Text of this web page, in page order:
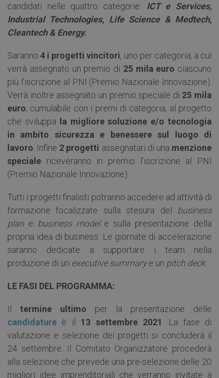
candidati nelle quattro categorie: ICT e Services,
Industrial Technologies, Life Science & Medtech,
Cleantech & Energy.
Saranno4 i progetti vincitori, uno per categoria, a cui
verrà assegnato un premio di 25 mila euro ciascuno
più l’iscrizione al PNI (Premio Nazionale Innovazione).
Verrà inoltre assegnato un premio speciale di 25 mila
euro, cumulabile con i premi di categoria, al progetto
che sviluppa la migliore soluzione e/o tecnologia
in ambito sicurezza e benessere sul luogo di
lavoro . Infine 2 progetti assegnatari di una menzione
speciale riceveranno in premio l’iscrizione al PNI
(Premio Nazionale Innovazione).
Tutti i progetti finalisti potranno accedere ad attività di
formazione focalizzate sulla stesura del business
plan e business modele sulla presentazione della
propria idea di business. Le giornate di accelerazione
saranno dedicate a supportare i team nella
produzione di un executive summarye un pitch deck.
LE FASI DEL PROGRAMMA:
Il termine ultimo per la presentazione delle
candidature è il 13 settembre 2021
. La fase di
valutazione e selezione dei progetti si concluderà il
24 settembre. Il Comitato Organizzatore procederà
alla selezione che prevede una pre-selezione delle 20
migliori idee imprenditoriali che verranno invitate a